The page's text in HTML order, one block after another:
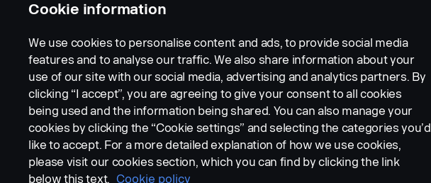
LEGAL NOTICE COOKIES PRIVACY STATEMENT
Cookie information
We use cookies to personalise content and ads, to provide social media
features and to analyse our traffic. We also share information about your
use of our site with our social media, advertising and analytics partners. By
clicking “I accept”, you are agreeing to give your consent to all cookies
being used and the information being shared. You can also manage your
cookies by clicking the “Cookie settings” and selecting the categories you’d
like to accept. For a more detailed explanation of how we use cookies,
please visit our cookies section, which you can find by clicking the link
below this text. Cookie policy